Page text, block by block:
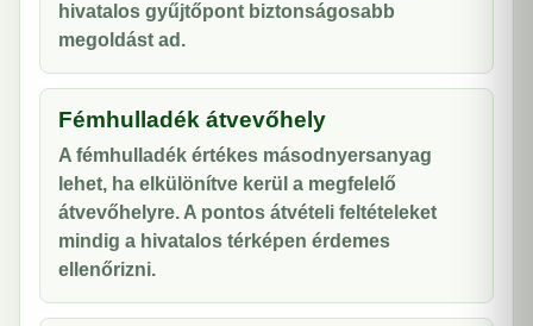
hivatalos gyűjtőpont biztonságosabb
megoldást ad.
Fémhulladék átvevőhely
A fémhulladék értékes másodnyersanyag
lehet, ha elkülönítve kerül a megfelelő
átvevőhelyre. A pontos átvételi feltételeket
mindig a hivatalos térképen érdemes
ellenőrizni.